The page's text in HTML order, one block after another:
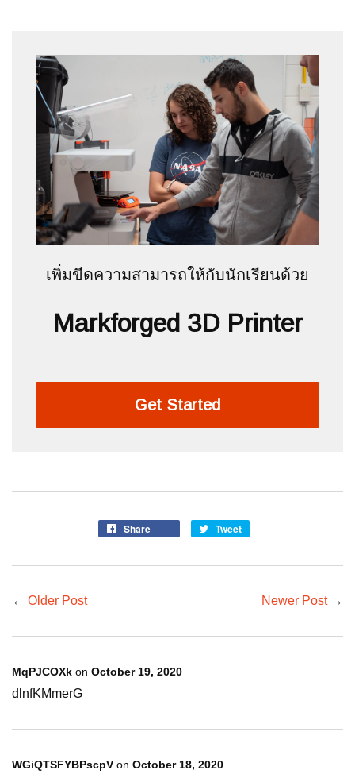
เพิ่มขีดความสามารถให้กับนักเรียนด้วย
Markforged 3D Printer
Get Started
Share Tweet
← Older Post Newer Post→
MqPJCOXk on October 19, 2020
dlnfKMmerG
WGiQTSFYBPscpV on October 18, 2020